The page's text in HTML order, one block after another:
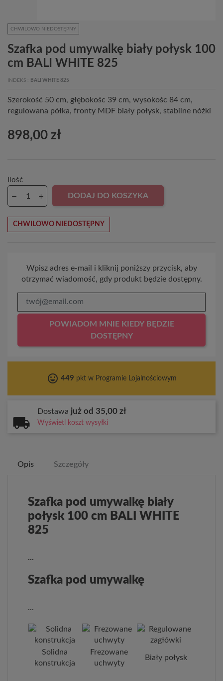
CHWILOWO NIEDOSTĘPNY
Szafka pod umywalkę biały połysk 100
cm BALI WHITE 825
INDEKS BALI WHITE 825
Szerokość 50 cm, głębokośc 39 cm, wysokośc 84 cm,
regulowana półka, fronty MDF biały połysk, stabilne nóżki
898,00 zł
Ilość
DODAJ DO KOSZYKA
CHWILOWO NIEDOSTĘPNY
Wpisz adres e-mail i kliknij poniższy przycisk, aby
otrzymać wiadomość, gdy produkt będzie dostępny.
POWIADOM MNIE KIEDY BĘDZIE
DOSTĘPNY
tag_faces 449 pkt w Programie Lojalnościowym
Dostawa już od 35,00 zł
Wyświetl koszt wysyłki
Opis Szczegóły
Szafka pod umywalkę biały
połysk 100 cm BALI WHITE
825
...
Szafka pod umywalkę
...
Solidna
konstrukcja
Frezowane
uchwyty
Biały połysk